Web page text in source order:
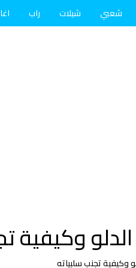
شعبي شيلات راب
وكيفية
وكيفية تجنب سلبياته